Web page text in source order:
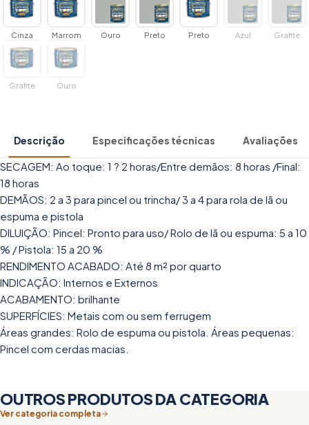
Cinza Marrom Ouro Preto Preto Azul Grafite
Grafite Ouro
Descrição Especificações técnicas Avaliações
SECAGEM: Ao toque: 1 ? 2 horas/Entre demãos: 8 horas /Final:
18 horas
DEMÃOS: 2 a 3 para pincel ou trincha/ 3 a 4 para rola de lã ou
espuma e pistola
DILUIÇÃO: Pincel: Pronto para uso/ Rolo de lã ou espuma: 5 a 10
% / Pistola: 15 a 20 %
RENDIMENTO ACABADO: Até 8 m² por quarto
INDICAÇÃO: Internos e Externos
ACABAMENTO: brilhante
SUPERFÍCIES: Metais com ou sem ferrugem
Áreas grandes: Rolo de espuma ou pistola. Áreas pequenas:
Pincel com cerdas macias.
OUTROS PRODUTOS DA CATEGORIA
Ver categoria completa